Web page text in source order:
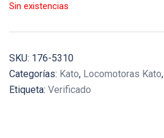
Sin existencias
SKU: 176-5310
Categorías: Kato, Locomotoras Kato,
Etiqueta: Verificado